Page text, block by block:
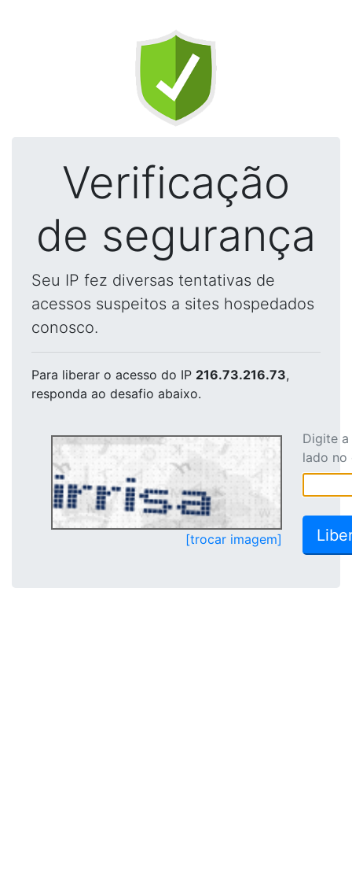
Verificação
de segurança
Seu IP fez diversas tentativas de
acessos suspeitos a sites hospedados
conosco.
Para liberar o acesso do IP 216.73.216.73,
responda ao desafio abaixo.
[trocar imagem]
Digite
lado no